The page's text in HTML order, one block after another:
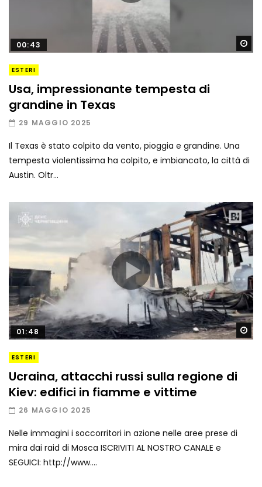
00:43
ESTERI
Usa, impressionante tempesta di
grandine in Texas
29 MAGGIO 2025
Il Texas è stato colpito da vento, pioggia e grandine. Una
tempesta violentissima ha colpito, e imbiancato, la città di
Austin. Oltr...
01:48
ESTERI
Ucraina, attacchi russi sulla regione di
Kiev: edifici in fiamme e vittime
26 MAGGIO 2025
Nelle immagini i soccorritori in azione nelle aree prese di
mira dai raid di Mosca ISCRIVITI AL NOSTRO CANALE e
SEGUICI: http://www....